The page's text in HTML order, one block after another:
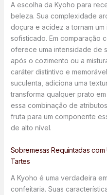
A escolha da Kyoho para
beleza. Sua complexidade
doçura e acidez a tornam
sofisticado. Em comparação
oferece uma intensidade de
após o cozimento ou a
caráter distintivo e
suculenta, adiciona uma
transforma qualquer prato
essa combinação de
fruta para um componente
de alto nível.
Sobremesas Requintadas
Tartes
A Kyoho é uma verdadeira
confeitaria. Suas